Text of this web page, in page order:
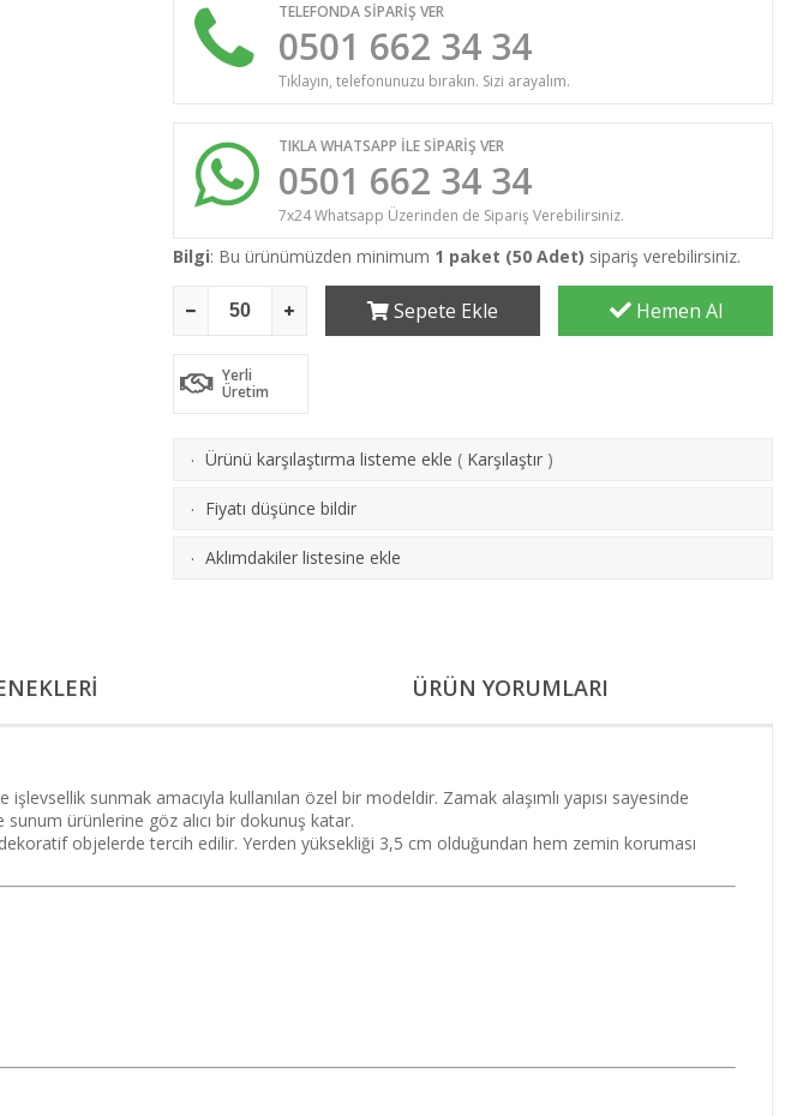
TELEFONDA SİPARİŞ VER
0501 662 34 34
Tıklayın, telefonunuzu bırakın. Sizi arayalım.
TIKLA WHATSAPP İLE SİPARİŞ VER
0501 662 34 34
7x24 Whatsapp Üzerinden de Sipariş Verebilirsiniz.
Bilgi: Bu ürünümüzden minimum 1 paket (50 Adet) sipariş verebilirsiniz.
Sepete Ekle Hemen Al
Yerli
Üretim
· Ürünü karşılaştırma listeme ekle ( Karşılaştır )
· Fiyatı düşünce bildir
· Aklımdakiler listesine ekle
ÜRÜN YORUMLARI
sunmak amacıyla kullanılan özel bir modeldir. Zamak alaşımlı yapısı sayesinde
ürünlerine göz alıcı bir dokunuş katar.
objelerde tercih edilir. Yerden yüksekliği 3,5 cm olduğundan hem zemin koruması